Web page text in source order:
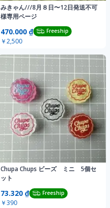
みきゃん///8月８日〜12日発送不可
様専用ページ
470.000 ₫ Freeship
￥2,500
Chupa Chups ビーズ ミニ 5個セ
ット
73.320 ₫ Freeship
￥390